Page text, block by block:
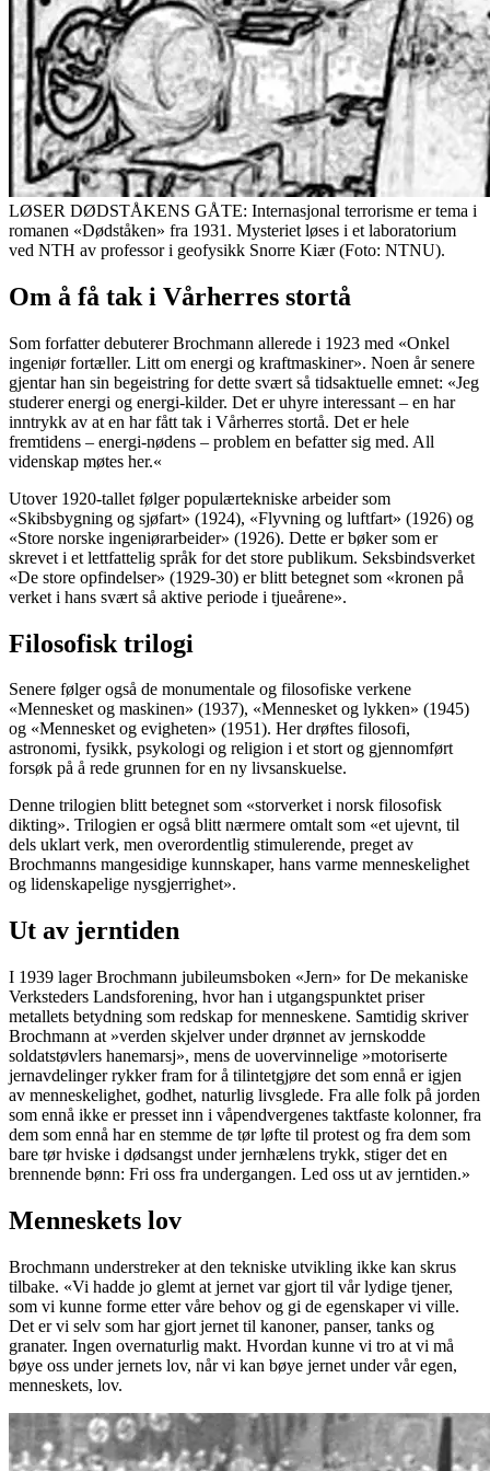
LØSER DØDSTÅKENS GÅTE: Internasjonal terrorisme er tema i
romanen «Dødståken» fra 1931. Mysteriet løses i et laboratorium
ved NTH av professor i geofysikk Snorre Kiær (Foto: NTNU).
Om å få tak i Vårherres stortå
Som forfatter debuterer Brochmann allerede i 1923 med «Onkel
ingeniør fortæller. Litt om energi og kraftmaskiner». Noen år senere
gjentar han sin begeistring for dette svært så tidsaktuelle emnet: «Jeg
studerer energi og energi-kilder. Det er uhyre interessant – en har
inntrykk av at en har fått tak i Vårherres stortå. Det er hele
fremtidens – energi-nødens – problem en befatter sig med. All
videnskap møtes her.«
Utover 1920-tallet følger populærtekniske arbeider som
«Skibsbygning og sjøfart» (1924), «Flyvning og luftfart» (1926) og
«Store norske ingeniørarbeider» (1926). Dette er bøker som er
skrevet i et lettfattelig språk for det store publikum. Seksbindsverket
«De store opfindelser» (1929-30) er blitt betegnet som «kronen på
verket i hans svært så aktive periode i tjueårene».
Filosofisk trilogi
Senere følger også de monumentale og filosofiske verkene
«Mennesket og maskinen» (1937), «Mennesket og lykken» (1945)
og «Mennesket og evigheten» (1951). Her drøftes filosofi,
astronomi, fysikk, psykologi og religion i et stort og gjennomført
forsøk på å rede grunnen for en ny livsanskuelse.
Denne trilogien blitt betegnet som «storverket i norsk filosofisk
dikting». Trilogien er også blitt nærmere omtalt som «et ujevnt, til
dels uklart verk, men overordentlig stimulerende, preget av
Brochmanns mangesidige kunnskaper, hans varme menneskelighet
og lidenskapelige nysgjerrighet».
Ut av jerntiden
I 1939 lager Brochmann jubileumsboken «Jern» for De mekaniske
Verksteders Landsforening, hvor han i utgangspunktet priser
metallets betydning som redskap for menneskene. Samtidig skriver
Brochmann at »verden skjelver under drønnet av jernskodde
soldatstøvlers hanemarsj», mens de uovervinnelige »motoriserte
jernavdelinger rykker fram for å tilintetgjøre det som ennå er igjen
av menneskelighet, godhet, naturlig livsglede. Fra alle folk på jorden
som ennå ikke er presset inn i våpendvergenes taktfaste kolonner, fra
dem som ennå har en stemme de tør løfte til protest og fra dem som
bare tør hviske i dødsangst under jernhælens trykk, stiger det en
brennende bønn: Fri oss fra undergangen. Led oss ut av jerntiden.»
Menneskets lov
Brochmann understreker at den tekniske utvikling ikke kan skrus
tilbake. «Vi hadde jo glemt at jernet var gjort til vår lydige tjener,
som vi kunne forme etter våre behov og gi de egenskaper vi ville.
Det er vi selv som har gjort jernet til kanoner, panser, tanks og
granater. Ingen overnaturlig makt. Hvordan kunne vi tro at vi må
bøye oss under jernets lov, når vi kan bøye jernet under vår egen,
menneskets, lov.